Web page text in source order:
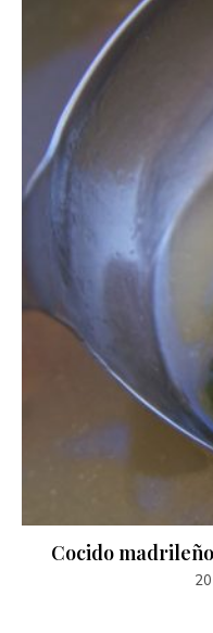
Cocido